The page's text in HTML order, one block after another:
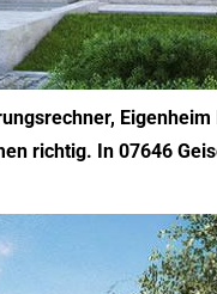
richtig. In 07646